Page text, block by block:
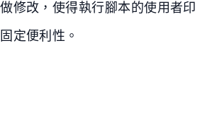
修改，使得執行腳本的使用者印
定便利性。